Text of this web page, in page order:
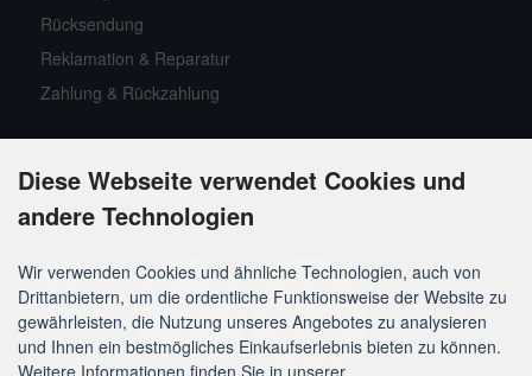
Rücksendung
Reklamation & Reparatur
Zahlung & Rückzahlung
Allgemeine Infos & Services
Widerrufsformular
Diese Webseite verwendet Cookies und
andere Technologien
Wir verwenden Cookies und ähnliche Technologien, auch von
Drittanbietern, um die ordentliche Funktionsweise der Website zu
gewährleisten, die Nutzung unseres Angebotes zu analysieren
und Ihnen ein bestmögliches Einkaufserlebnis bieten zu können.
Weitere Informationen finden Sie in unserer